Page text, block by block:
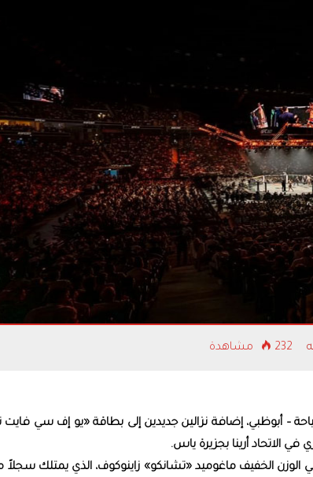
232 مشاهدة
– أبوظبي، إضافة نزالين جديدين إلى بطاقة «يو إف سي فايت